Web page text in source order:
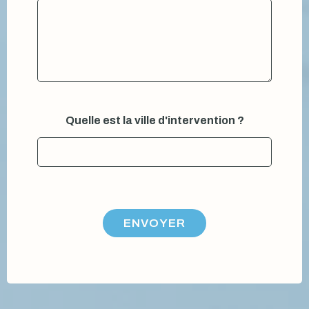
Quelle est la ville d'intervention ?
ENVOYER